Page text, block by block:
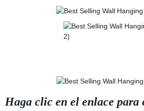
Haga clic en el enlace para